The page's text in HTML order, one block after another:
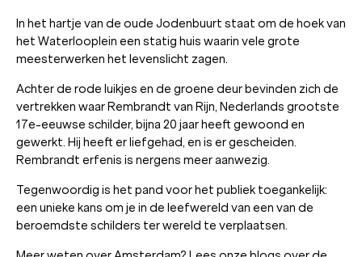
In het hartje van de oude Jodenbuurt staat om de hoek van
het Waterlooplein een statig huis waarin vele grote
meesterwerken het levenslicht zagen.
Achter de rode luikjes en de groene deur bevinden zich de
vertrekken waar Rembrandt van Rijn, Nederlands grootste
17e-eeuwse schilder, bijna 20 jaar heeft gewoond en
gewerkt. Hij heeft er liefgehad, en is er gescheiden.
Rembrandt erfenis is nergens meer aanwezig.
Tegenwoordig is het pand voor het publiek toegankelijk:
een unieke kans om je in de leefwereld van een van de
beroemdste schilders ter wereld te verplaatsen.